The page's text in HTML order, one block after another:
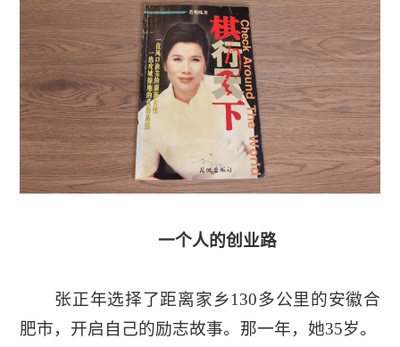
一个人的创业路
张正年选择了距离家乡130多公里的安徽合
肥市，开启自己的励志故事。那一年，她35岁。